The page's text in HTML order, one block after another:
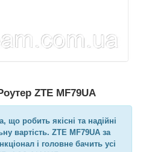
ZTE MF79UA
що робить якісні та надійні
вартість. ZTE MF79UA за
і головне бачить усі